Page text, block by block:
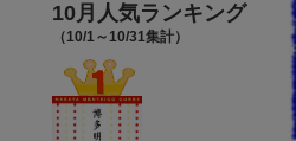
10月人気ランキング
（10/1～10/31集計）